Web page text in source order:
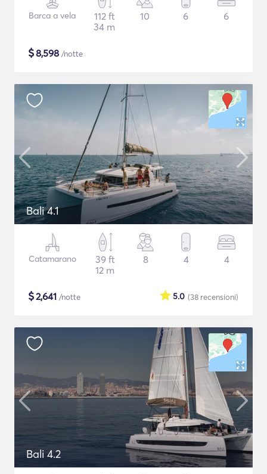
Barca a vela
112 ft
34 m
10 6 6
$8,598 /notte
Bali 4.1
Catamarano
39 ft
12 m
8 4 4
$2,641 /notte (38 recensioni)
5.0
Bali 4.2